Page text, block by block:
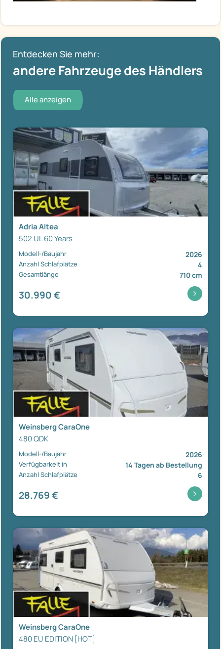
Entdecken Sie mehr:
andere Fahrzeuge des Händlers
Alle anzeigen
Adria Altea
502 UL 60 Years
Modell-/Baujahr 2026
Anzahl Schlafplätze 4
Gesamtlänge 710 cm
30.990 €
Weinsberg CaraOne
480 QDK
Modell-/Baujahr 2026
Verfügbarkeit in 14 Tagen ab Bestellung
Anzahl Schlafplätze 6
28.769 €
Weinsberg CaraOne
480 EU EDITION [HOT]